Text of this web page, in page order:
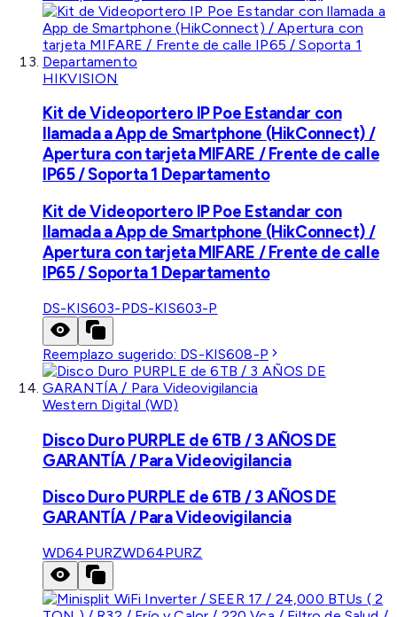
HIKVISION
Kit de Videoportero IP Poe Estandar con
llamada a App de Smartphone (HikConnect) /
Apertura con tarjeta MIFARE / Frente de calle
IP65 / Soporta 1 Departamento
Kit de Videoportero IP Poe Estandar con
llamada a App de Smartphone (HikConnect) /
Apertura con tarjeta MIFARE / Frente de calle
IP65 / Soporta 1 Departamento
DS-KIS603-PDS-KIS603-P
Reemplazo sugerido: DS-KIS608-P
Western Digital (WD)
Disco Duro PURPLE de 6TB / 3 AÑOS DE
GARANTÍA / Para Videovigilancia
Disco Duro PURPLE de 6TB / 3 AÑOS DE
GARANTÍA / Para Videovigilancia
WD64PURZWD64PURZ